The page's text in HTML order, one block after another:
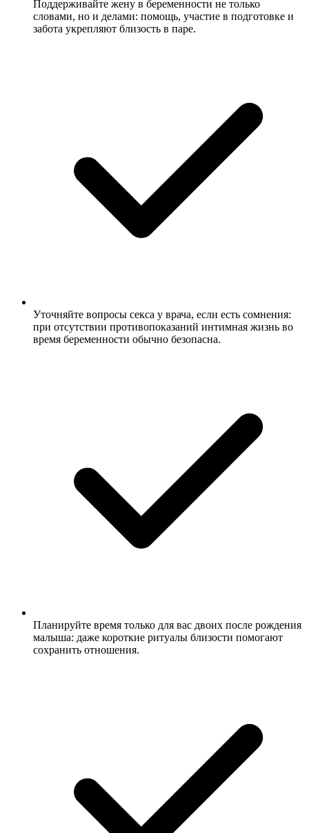
Поддерживайте жену в беременности не только
словами, но и делами: помощь, участие в подготовке и
забота укрепляют близость в паре.
Уточняйте вопросы секса у врача, если есть сомнения:
при отсутствии противопоказаний интимная жизнь во
время беременности обычно безопасна.
Планируйте время только для вас двоих после рождения
малыша: даже короткие ритуалы близости помогают
сохранить отношения.